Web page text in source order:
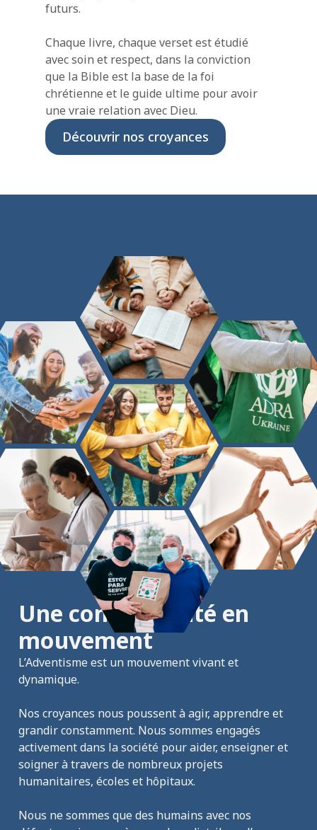
futurs.
Chaque livre, chaque verset est étudié
avec soin et respect, dans la conviction
que la Bible est la base de la foi
chrétienne et le guide ultime pour avoir
une vraie relation avec Dieu.
Découvrir nos croyances
Unis pour avancer
Une communauté en
mouvement
L’Adventisme est un mouvement vivant et
dynamique.
Nos croyances nous poussent à agir, apprendre et
grandir constamment. Nous sommes engagés
activement dans la société pour aider, enseigner et
soigner à travers de nombreux projets
humanitaires, écoles et hôpitaux.
Nous ne sommes que des humains avec nos